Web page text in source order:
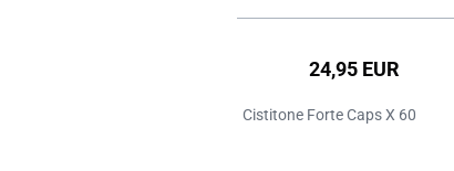
24,95 EUR
Cistitone Forte Caps X 60